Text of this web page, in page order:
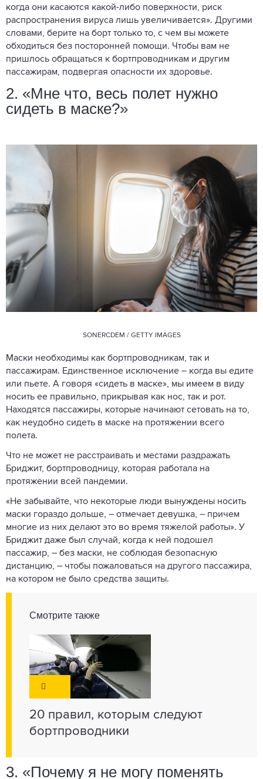
когда они касаются какой-либо поверхности, риск
распространения вируса лишь увеличивается». Другими
словами, берите на борт только то, с чем вы можете
обходиться без посторонней помощи. Чтобы вам не
пришлось обращаться к бортпроводникам и другим
пассажирам, подвергая опасности их здоровье.
2. «Мне что, весь полет нужно
сидеть в маске?»
SONERCDEM / GETTY IMAGES
Маски необходимы как бортпроводникам, так и
пассажирам. Единственное исключение – когда вы едите
или пьете. А говоря «сидеть в маске», мы имеем в виду
носить ее правильно, прикрывая как нос, так и рот.
Находятся пассажиры, которые начинают сетовать на то,
как неудобно сидеть в маске на протяжении всего
полета.
Что не может не расстраивать и местами раздражать
Бриджит, бортпроводницу, которая работала на
протяжении всей пандемии.
«Не забывайте, что некоторые люди вынуждены носить
маски гораздо дольше, – отмечает девушка, – причем
многие из них делают это во время тяжелой работы». У
Бриджит даже был случай, когда к ней подошел
пассажир, – без маски, не соблюдая безопасную
дистанцию, – чтобы пожаловаться на другого пассажира,
на котором не было средства защиты.
Смотрите также
20 правил, которым следуют
бортпроводники
3. «Почему я не могу поменять